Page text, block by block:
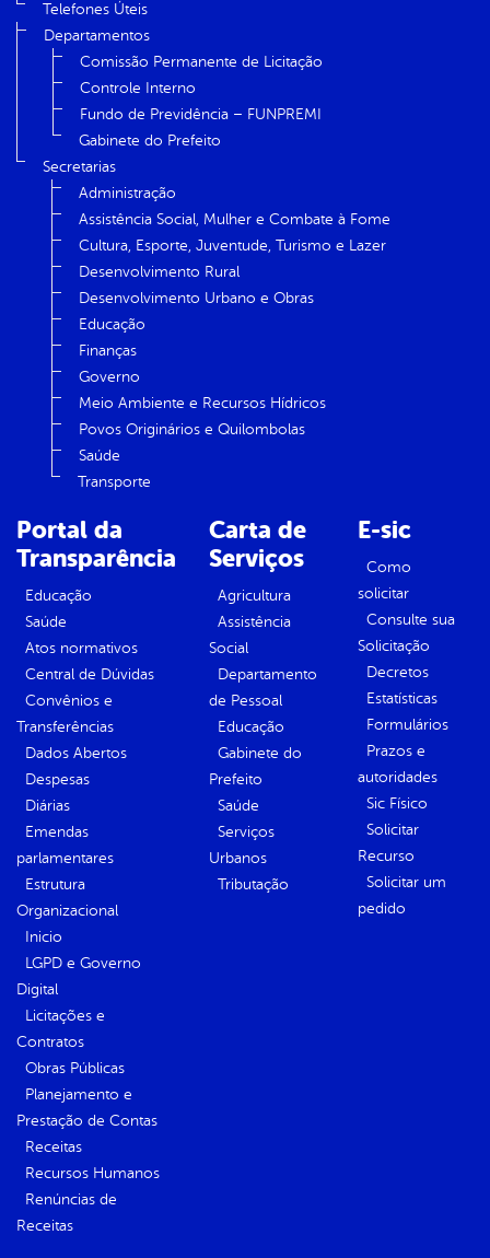
Telefones Úteis
Departamentos
Comissão Permanente de Licitação
Controle Interno
Fundo de Previdência – FUNPREMI
Gabinete do Prefeito
Secretarias
Administração
Assistência Social, Mulher e Combate à Fome
Cultura, Esporte, Juventude, Turismo e Lazer
Desenvolvimento Rural
Desenvolvimento Urbano e Obras
Educação
Finanças
Governo
Meio Ambiente e Recursos Hídricos
Povos Originários e Quilombolas
Saúde
Transporte
Portal da
Transparência
Educação
Saúde
Atos normativos
Central de Dúvidas
Convênios e
Transferências
Dados Abertos
Despesas
Diárias
Emendas
parlamentares
Estrutura
Organizacional
Inicio
LGPD e Governo
Digital
Licitações e
Contratos
Obras Públicas
Planejamento e
Prestação de Contas
Receitas
Recursos Humanos
Renúncias de
Receitas
Carta de
Serviços
Agricultura
Assistência
Social
Departamento
de Pessoal
Educação
Gabinete do
Prefeito
Saúde
Serviços
Urbanos
Tributação
E-sic
Como
solicitar
Consulte sua
Solicitação
Decretos
Estatísticas
Formulários
Prazos e
autoridades
Sic Físico
Solicitar
Recurso
Solicitar um
pedido